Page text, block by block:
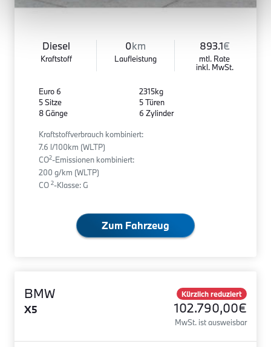
Diesel
Kraftstoff
0km
Laufleistung
893.1€
mtl. Rate
inkl. MwSt.
Euro 6
5 Sitze
8 Gänge
2315kg
5 Türen
6 Zylinder
Kraftstoffverbrauch kombiniert:
7.6 l/100km (WLTP)
CO2-Emissionen kombiniert:
200 g/km (WLTP)
CO 2-Klasse: G
Zum Fahrzeug
BMW
X5
Kürzlich reduziert
102.790,00€
MwSt. ist ausweisbar